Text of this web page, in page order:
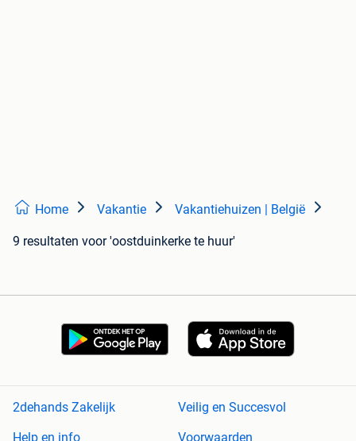
Home Vakantie Vakantiehuizen | België
9 resultaten voor 'oostduinkerke te huur'
2dehands Zakelijk
Veilig en Succesvol
Help en info
Voorwaarden